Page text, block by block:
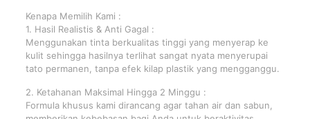
Kenapa Memilih Kami :
1. Hasil Realistis & Anti Gagal :
Menggunakan tinta berkualitas tinggi yang menyerap ke
kulit sehingga hasilnya terlihat sangat nyata menyerupai
tato permanen, tanpa efek kilap plastik yang mengganggu.
2. Ketahanan Maksimal Hingga 2 Minggu :
Formula khusus kami dirancang agar tahan air dan sabun,